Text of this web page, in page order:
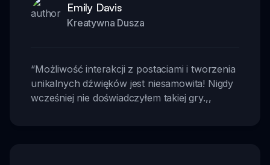
Emily Davis
Kreatywna Dusza
“Możliwość interakcji z postaciami i tworzenia
unikalnych dźwięków jest niesamowita! Nigdy
wcześniej nie doświadczyłem takiej gry.,,